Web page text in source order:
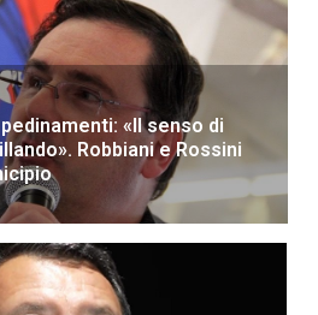
«Il senso di
Robbiani e Rossini